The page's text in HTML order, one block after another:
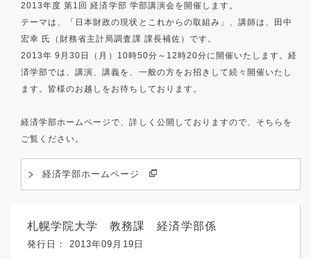
2013年度 第1回 経済学部 学部講演会を開催します。
テーマは、「日本財政の現状とこれからの取組み」、講師は、田中
宏幸 氏（財務省主計局調査課 課長補佐）です。
2013年 9月30日（月）10時50分～12時20分に開催いたします。経
済学部では、講演、講義を、一般の方をお招きして続々開催いたし
ます。皆様のお越しをお待ちしております。
経済学部ホームページで、詳しく公開しておりますので、そちらを
ご覧ください。
経済学部ホームページ
発行日： 2013年09月19日
札幌学院大学 教務課 経済学部係